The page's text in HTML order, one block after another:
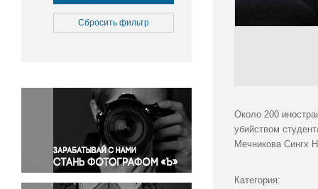
Культура
Медицина
Окружающая среда
Политика
Правосудие
Происшествия и конфликты
Религия
Светская жизнь
Сбросить фильтр
Около 200
убийством
Мечникова Сингх
Категория: